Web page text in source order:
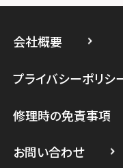
スマホスピタル
スマホスピタル
スマホスピタル
会社概要
プライバシーポリシ
修理時の免責事項
お問い合わせ